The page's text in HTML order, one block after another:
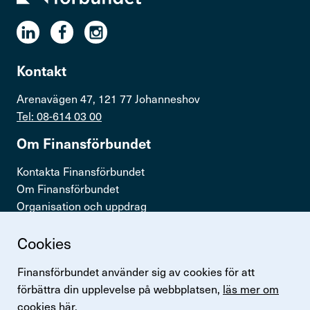
Cookies
Finansförbundet använder sig av cookies för att
förbättra din upplevelse på webbplatsen, läs mer om
cookies här.
Kontakt
Arenavägen 47, 121 77 Johanneshov
Tel: 08-614 03 00
Om Finans­för­bundet
Kontakta Finansförbundet
Om Finansförbundet
Organisation och uppdrag
Snabb­länkar
Logga in
Lönestatistik